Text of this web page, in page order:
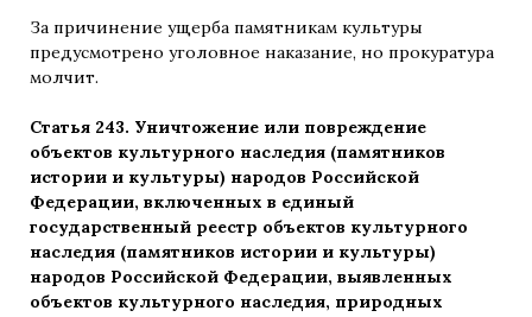
За причинение ущерба памятникам культуры
предусмотрено уголовное наказание, но прокуратура
молчит.
Статья 243. Уничтожение или повреждение
объектов культурного наследия (памятников
истории и культуры) народов Российской
Федерации, включенных в единый
государственный реестр объектов культурного
наследия (памятников истории и культуры)
народов Российской Федерации, выявленных
объектов культурного наследия, природных